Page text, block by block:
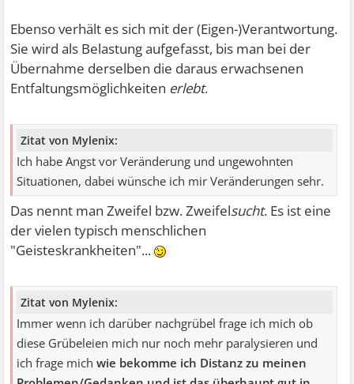
Ebenso verhält es sich mit der (Eigen-)Verantwortung.
Sie wird als Belastung aufgefasst, bis man bei der
Übernahme derselben die daraus erwachsenen
Entfaltungsmöglichkeiten erlebt.
Zitat von Mylenix:
Ich habe Angst vor Veränderung und ungewohnten
Situationen, dabei wünsche ich mir Veränderungen sehr.
Das nennt man Zweifel bzw. Zweifelsucht. Es ist eine
der vielen typisch menschlichen
"Geisteskrankheiten"...
Zitat von Mylenix:
Immer wenn ich darüber nachgrübel frage ich mich ob
diese Grübeleien mich nur noch mehr paralysieren und
ich frage michwie bekomme ich Distanz zu meinen